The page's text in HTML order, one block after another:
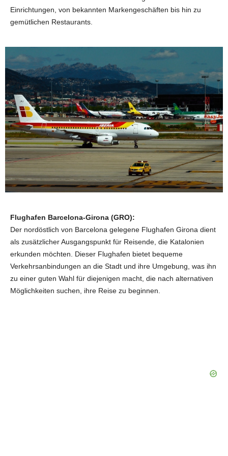
Einrichtungen, von bekannten Markengeschäften bis hin zu
gemütlichen Restaurants.
Flughafen Barcelona-Girona (GRO):
Der nordöstlich von Barcelona gelegene Flughafen Girona dient
als zusätzlicher Ausgangspunkt für Reisende, die Katalonien
erkunden möchten. Dieser Flughafen bietet bequeme
Verkehrsanbindungen an die Stadt und ihre Umgebung, was ihn
zu einer guten Wahl für diejenigen macht, die nach alternativen
Möglichkeiten suchen, ihre Reise zu beginnen.